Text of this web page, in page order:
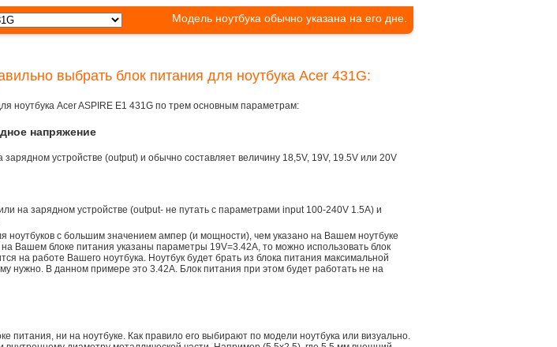
Модель ноутбука обычно указана на его дне.
выбрать блок питания для ноутбука Acer 431G:
ноутбука Acer ASPIRE E1 431G по трем основным параметрам:
напряжение
устройстве (output) и обычно составляет величину 18,5V, 19V, 19.5V или 20V
на зарядном устройстве (output- не путать с параметрами input 100-240V 1.5A) и
ноутбуков с большим значением ампер (и мощности), чем указано на Вашем ноутбуке
Вашем блоке питания указаны параметры 19V=3.42A, то можно использовать блок
на работе Вашего ноутбука. Ноутбук будет брать из блока питания максимальной
нужно. В данном примере это 3.42А. Блок питания при этом будет работать не на
питания, ни на ноутбуке. Как правило его выбирают по модели ноутбука или визуально.